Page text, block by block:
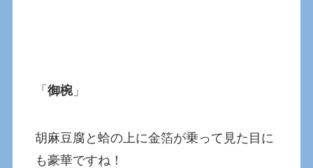
「御椀」
胡麻豆腐と蛤の上に金箔が乗って見た目に
も豪華ですね！